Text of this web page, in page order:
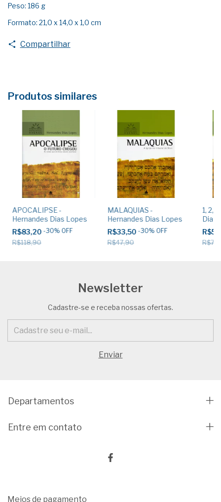
Peso: 186 g
Formato: 21,0 x 14,0 x 1,0 cm
Compartilhar
Produtos similares
APOCALIPSE -
Hernandes Dias Lopes
R$83,20 -30% OFF
R$118,90
MALAQUIAS -
Hernandes Dias Lopes
R$33,50 -30% OFF
R$47,90
1, 2,
Dias
Newsletter
Cadastre-se e receba nossas ofertas.
Departamentos
Entre em contato
Meios de pagamento